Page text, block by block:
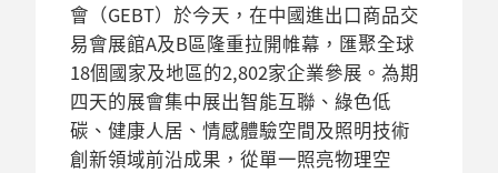
會（GEBT）於今天，在中國進出口商品交
易會展館A及B區隆重拉開帷幕，匯聚全球
18個國家及地區的2,802家企業參展。為期
四天的展會集中展出智能互聯、綠色低
碳、健康人居、情感體驗空間及照明技術
創新領域前沿成果，從單一照亮物理空